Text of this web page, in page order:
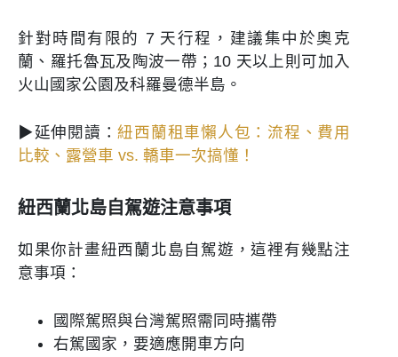
針對時間有限的 7 天行程，建議集中於奧克
蘭、羅托魯瓦及陶波一帶；10 天以上則可加入
火山國家公園及科羅曼德半島。
▶延伸閱讀：紐西蘭租車懶人包：流程、費用
比較、露營車 vs. 轎車一次搞懂！
紐西蘭北島自駕遊注意事項
如果你計畫紐西蘭北島自駕遊，這裡有幾點注
意事項：
國際駕照與台灣駕照需同時攜帶
右駕國家，要適應開車方向